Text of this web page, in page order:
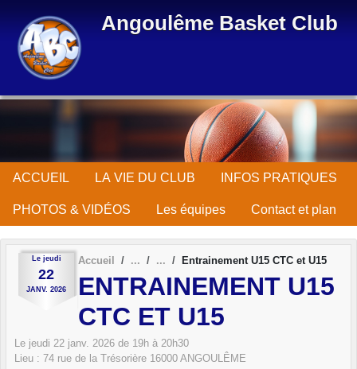
Angoulême Basket Club
ACCUEIL LA VIE DU CLUB INFOS PRATIQUES
PHOTOS & VIDÉOS Les équipes Contact et plan
Le jeudi
22
JANV. 2026
Accueil Entrainement U15 CTC et U15
ENTRAINEMENT U15
CTC ET U15
Le jeudi 22 janv. 2026 de 19h à 20h30
Lieu : 74 rue de la Trésorière 16000 ANGOULÊME